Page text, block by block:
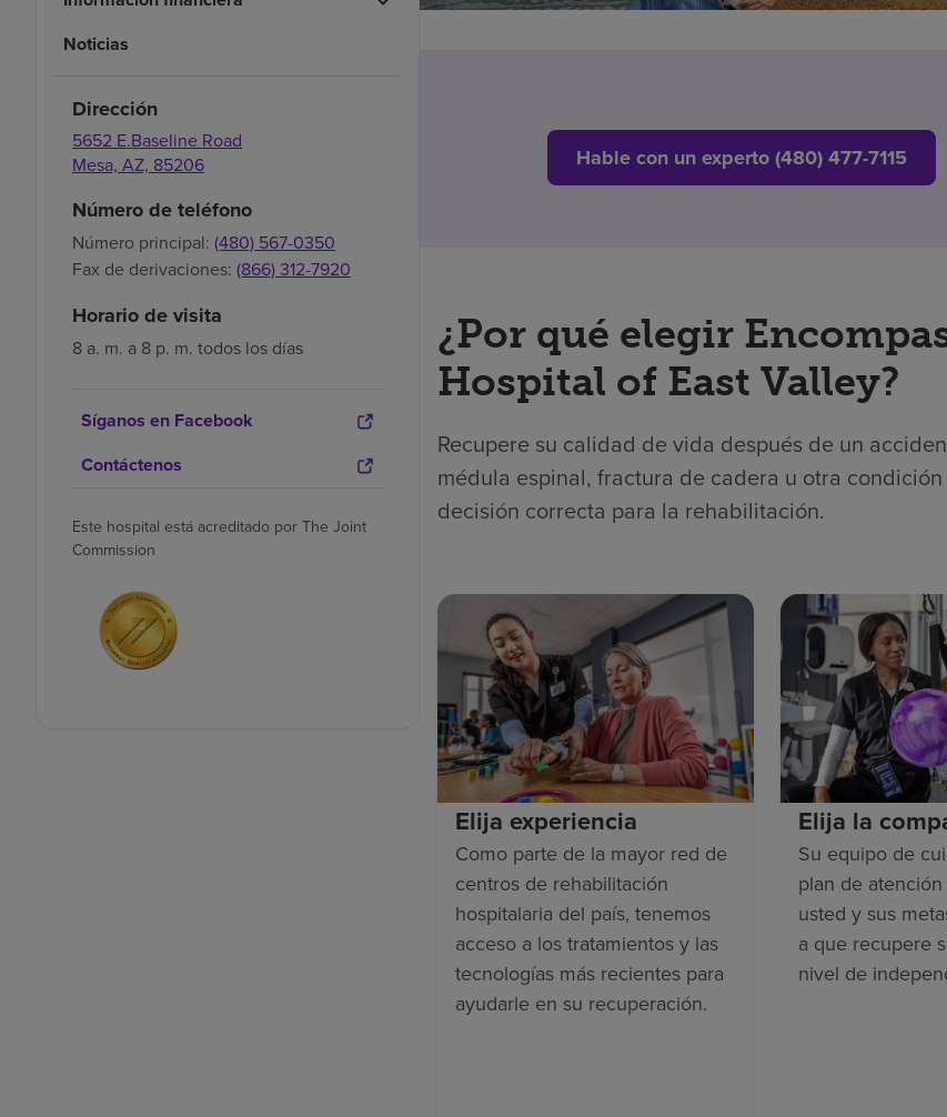
Noticias
Dirección
5652 E.Baseline Road
Mesa, AZ, 85206
Número de teléfono
Número principal: (480) 567-0350
Fax de derivaciones: (866) 312-7920
Horario de visita
8 a. m. a 8 p. m. todos los días
Síganos en Facebook
Contáctenos
Este hospital está acreditado por The Joint
Commission
Hable con un experto (480) 477-7115
¿Por qué elegir
Hospital of East Valley?
Recupere su calidad de vida después de un
médula espinal, fractura de cadera u otra
decisión correcta para la rehabilitación.
Elija experiencia
Como parte de la mayor red de
centros de rehabilitación
hospitalaria del país, tenemos
acceso a los tratamientos y las
tecnologías más recientes para
ayudarle en su recuperación.
Elija la
Su equipo de
plan de
usted y sus
a que recupere
nivel de